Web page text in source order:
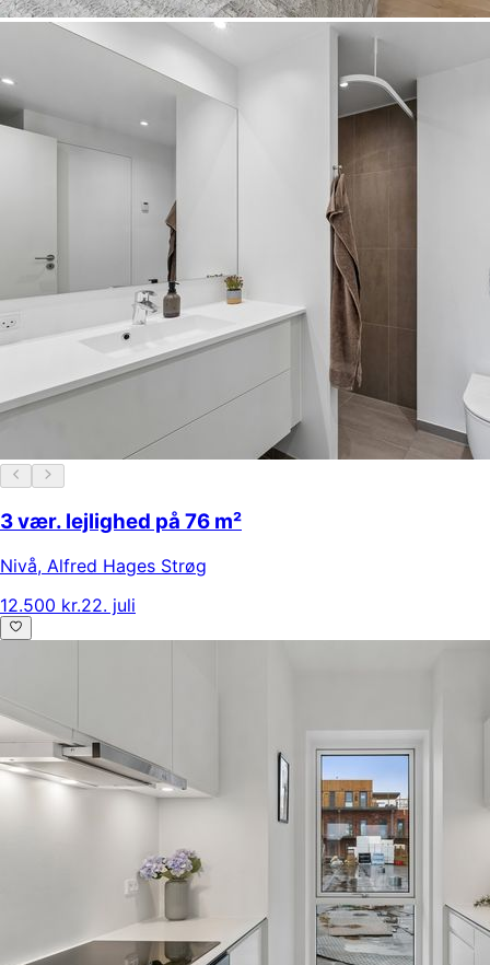
3 vær. lejlighed på 76 m²
Nivå, Alfred Hages Strøg
12.500 kr.22. juli